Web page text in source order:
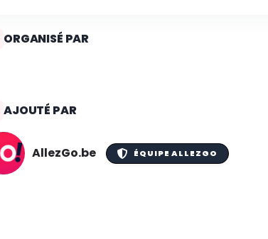
ORGANISÉ PAR
AJOUTÉ PAR
AllezGo.be ÉQUIPE ALLEZGO